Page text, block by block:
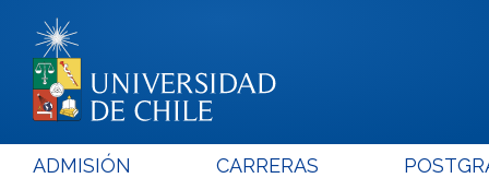
ADMISIÓN CARRERAS